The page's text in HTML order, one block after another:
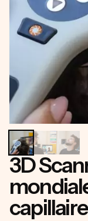
3D
capillaire